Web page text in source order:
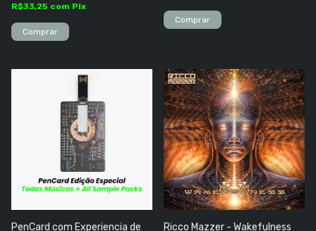
R$33,25 com Pix
PenCard com Experiencia de
Ricco Mazzer - Wakefulness